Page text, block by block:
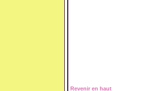
Revenir en haut